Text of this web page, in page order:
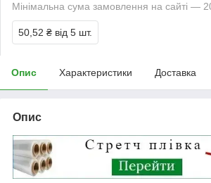
Мінімальна сума замовлення на сайті —
50,52 ₴ від 5 шт.
Опис Характеристики Доставка
Опис